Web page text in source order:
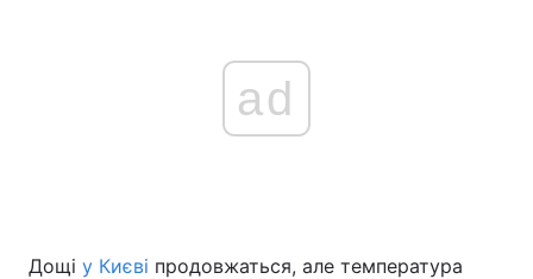
ad
Дощі у Києві продовжаться, але температура